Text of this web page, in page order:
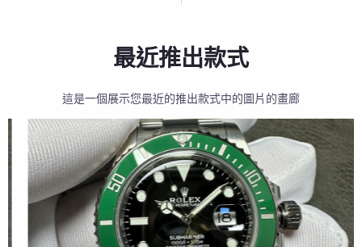
最近推出款式
這是一個展示您最近的推出款式中的圖片的畫廊